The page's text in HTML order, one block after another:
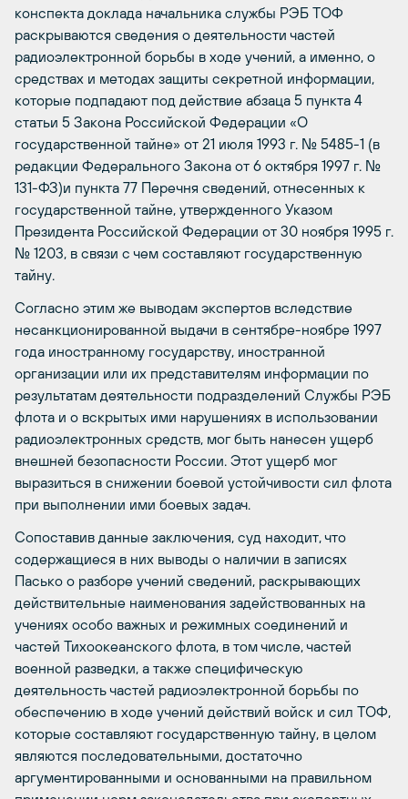
конспекта доклада начальника службы РЭБ ТОФ
раскрываются сведения о деятельности частей
радиоэлектронной борьбы в ходе учений, а именно, о
средствах и методах защиты секретной информации,
которые подпадают под действие абзаца 5 пункта 4
статьи 5 Закона Российской Федерации «О
государственной тайне» от 21 июля 1993 г. № 5485-1 (в
редакции Федерального Закона от 6 октября 1997 г. №
131-ФЗ)и пункта 77 Перечня сведений, отнесенных к
государственной тайне, утвержденного Указом
Президента Российской Федерации от 30 ноября 1995 г.
№ 1203, в связи с чем составляют государственную
тайну.
Согласно этим же выводам экспертов вследствие
несанкционированной выдачи в сентябре-ноябре 1997
года иностранному государству, иностранной
организации или их представителям информации по
результатам деятельности подразделений Службы РЭБ
флота и о вскрытых ими нарушениях в использовании
радиоэлектронных средств, мог быть нанесен ущерб
внешней безопасности России. Этот ущерб мог
выразиться в снижении боевой устойчивости сил флота
при выполнении ими боевых задач.
Сопоставив данные заключения, суд находит, что
содержащиеся в них выводы о наличии в записях
Пасько о разборе учений сведений, раскрывающих
действительные наименования задействованных на
учениях особо важных и режимных соединений и
частей Тихоокеанского флота, в том числе, частей
военной разведки, а также специфическую
деятельность частей радиоэлектронной борьбы по
обеспечению в ходе учений действий войск и сил ТОФ,
которые составляют государственную тайну, в целом
являются последовательными, достаточно
аргументированными и основанными на правильном